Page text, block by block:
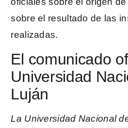
sobre el resultado de las
realizadas.
El comunicado
Universidad
Luján
La Universidad Nacional